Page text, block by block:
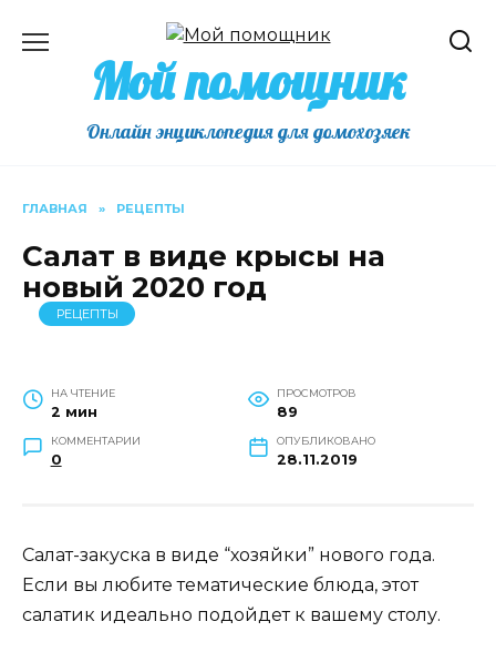
содержаниюМой помощник
Онлайн энциклопедия для домохозяек
ГЛАВНАЯ » РЕЦЕПТЫ
Салат в виде крысы на
новый 2020 год
РЕЦЕПТЫ
НА ЧТЕНИЕ
2 мин
ПРОСМОТРОВ
89
КОММЕНТАРИИ
0
ОПУБЛИКОВАНО
28.11.2019
Салат-закуска в виде “хозяйки” нового года.
Если вы любите тематические блюда, этот
салатик идеально подойдет к вашему столу.